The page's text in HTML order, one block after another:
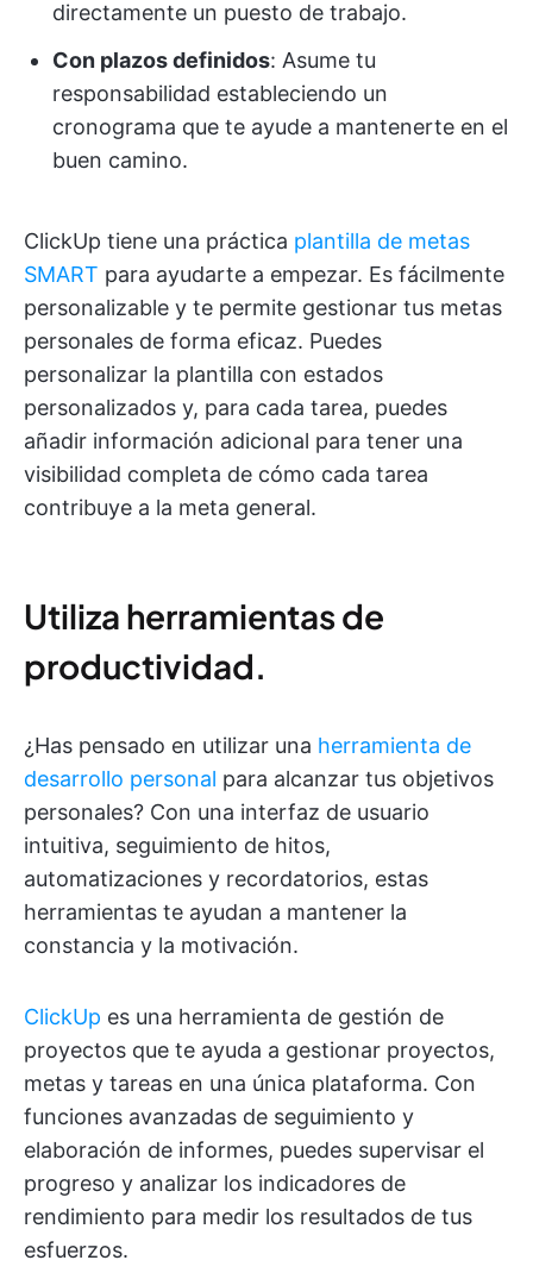
directamente un puesto de trabajo.
Con plazos definidos: Asume tu
responsabilidad estableciendo un
cronograma que te ayude a mantenerte en el
buen camino.
ClickUp tiene una práctica plantilla de metas
SMART para ayudarte a empezar. Es fácilmente
personalizable y te permite gestionar tus metas
personales de forma eficaz. Puedes
personalizar la plantilla con estados
personalizados y, para cada tarea, puedes
añadir información adicional para tener una
visibilidad completa de cómo cada tarea
contribuye a la meta general.
Utiliza herramientas de
productividad.
¿Has pensado en utilizar una herramienta de
desarrollo personal para alcanzar tus objetivos
personales? Con una interfaz de usuario
intuitiva, seguimiento de hitos,
automatizaciones y recordatorios, estas
herramientas te ayudan a mantener la
constancia y la motivación.
ClickUp es una herramienta de gestión de
proyectos que te ayuda a gestionar proyectos,
metas y tareas en una única plataforma. Con
funciones avanzadas de seguimiento y
elaboración de informes, puedes supervisar el
progreso y analizar los indicadores de
rendimiento para medir los resultados de tus
esfuerzos.